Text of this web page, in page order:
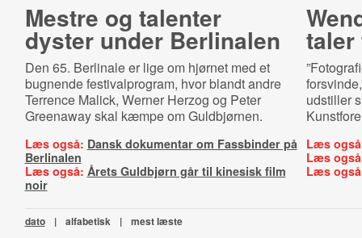
Mestre og talenter
dyster under Berlinalen
Den 65. Berlinale er lige om hjørnet med et
bugnende festivalprogram, hvor blandt andre
Terrence Malick, Werner Herzog og Peter
Greenaway skal kæmpe om Guldbjørnen.
Læs også: Dansk dokumentar om Fassbinder på
Berlinalen
Læs også: Årets Guldbjørn går til kinesisk film
noir
udstiller
Læs
Læs
Læs
dato | alfabetisk | mest læste